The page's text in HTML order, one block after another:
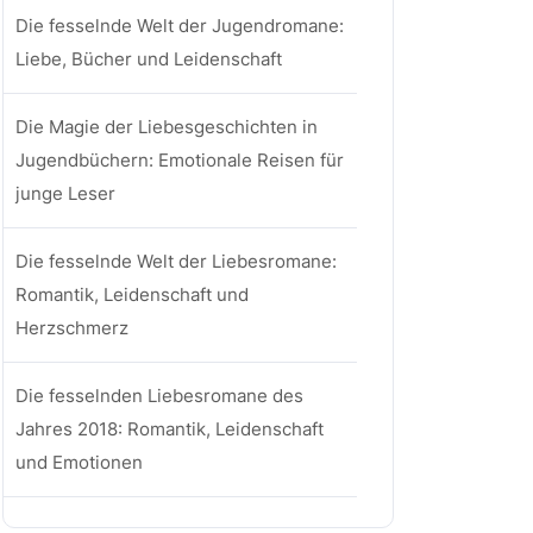
Die fesselnde Welt der Jugendromane:
Liebe, Bücher und Leidenschaft
Die Magie der Liebesgeschichten in
Jugendbüchern: Emotionale Reisen für
junge Leser
Die fesselnde Welt der Liebesromane:
Romantik, Leidenschaft und
Herzschmerz
Die fesselnden Liebesromane des
Jahres 2018: Romantik, Leidenschaft
und Emotionen